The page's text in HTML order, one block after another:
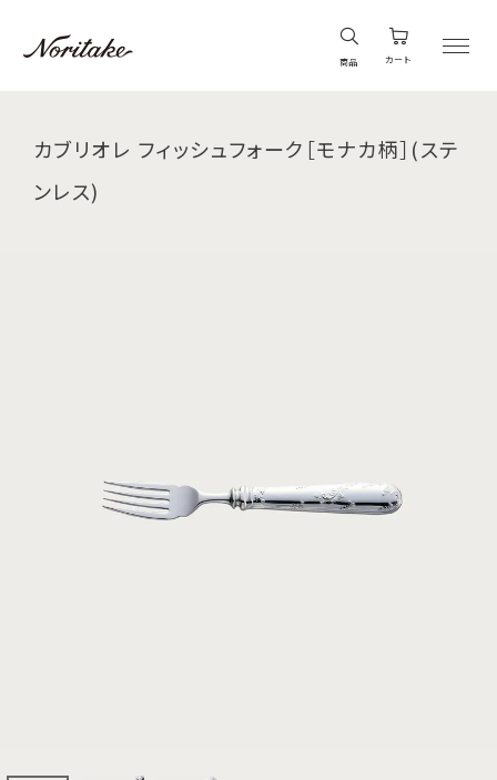
商品 カート
カブリオレ フィッシュフォーク［モナカ柄］(ステ
ンレス)